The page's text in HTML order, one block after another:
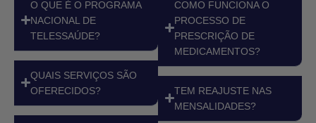
O QUE É O PROGRAMA
NACIONAL DE
TELESSAÚDE?
QUAIS SERVIÇOS SÃO
OFERECIDOS?
COMO FUNCIONA O
PROCESSO DE
PRESCRIÇÃO DE
MEDICAMENTOS?
TEM REAJUSTE NAS
MENSALIDADES?